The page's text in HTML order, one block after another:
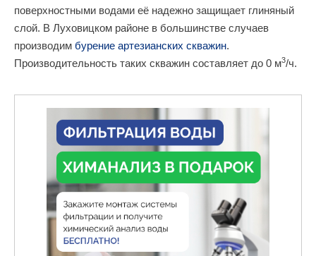
поверхностными водами её надежно защищает глиняный
слой. В Луховицком районе в большинстве случаев
производим бурение артезианских скважин.
Производительность таких скважин составляет до 0 м3/ч.